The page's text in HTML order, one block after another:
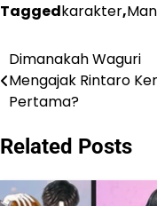
Taggedkarakter,
Navigasi
pos
Dimanakah Waguri
Mengajak Rintaro
Pertama?
Related Posts